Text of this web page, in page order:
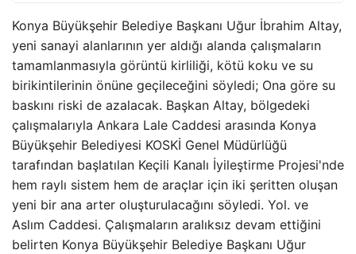
Konya Büyükşehir Belediye Başkanı Uğur İbrahim Altay,
yeni sanayi alanlarının yer aldığı alanda çalışmaların
tamamlanmasıyla görüntü kirliliği, kötü koku ve su
birikintilerinin önüne geçileceğini söyledi; Ona göre su
baskını riski de azalacak. Başkan Altay, bölgedeki
çalışmalarıyla Ankara Lale Caddesi arasında Konya
Büyükşehir Belediyesi KOSKİ Genel Müdürlüğü
tarafından başlatılan Keçili Kanalı İyileştirme Projesi'nde
hem raylı sistem hem de araçlar için iki şeritten oluşan
yeni bir ana arter oluşturulacağını söyledi. Yol. ve
Aslım Caddesi. Çalışmaların aralıksız devam ettiğini
belirten Konya Büyükşehir Belediye Başkanı Uğur